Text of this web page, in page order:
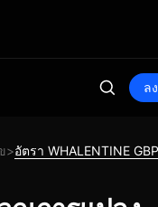
ล
>อัตรา WHALENTINE GBP